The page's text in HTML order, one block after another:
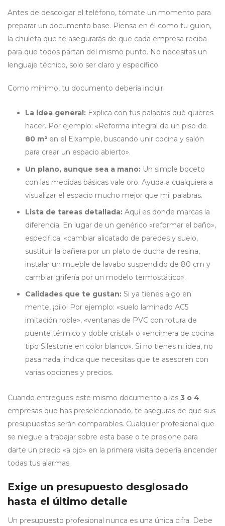
Antes de descolgar el teléfono, tómate un momento para
preparar un documento base. Piensa en él como tu guion,
la chuleta que te asegurarás de que cada empresa reciba
para que todos partan del mismo punto. No necesitas un
lenguaje técnico, solo ser claro y específico.
Como mínimo, tu documento debería incluir:
La idea general: Explica con tus palabras qué quieres
hacer. Por ejemplo: «Reforma integral de un piso de
80 m² en el Eixample, buscando unir cocina y salón
para crear un espacio abierto».
Un plano, aunque sea a mano: Un simple boceto
con las medidas básicas vale oro. Ayuda a cualquiera a
visualizar el espacio mucho mejor que mil palabras.
Lista de tareas detallada: Aquí es donde marcas la
diferencia. En lugar de un genérico «reformar el baño»,
especifica: «cambiar alicatado de paredes y suelo,
sustituir la bañera por un plato de ducha de resina,
instalar un mueble de lavabo suspendido de 80 cm y
cambiar grifería por un modelo termostático».
Calidades que te gustan: Si ya tienes algo en
mente, ¡dilo! Por ejemplo: «suelo laminado AC5
imitación roble», «ventanas de PVC con rotura de
puente térmico y doble cristal» o «encimera de cocina
tipo Silestone en color blanco». Si no tienes ni idea, no
pasa nada; indica que necesitas que te asesoren con
varias opciones y precios.
Cuando entregues este mismo documento a las 3 o 4
empresas que has preseleccionado, te aseguras de que sus
presupuestos serán comparables. Cualquier profesional que
se niegue a trabajar sobre esta base o te presione para
darte un precio «a ojo» en la primera visita debería encender
todas tus alarmas.
Exige un presupuesto desglosado
hasta el último detalle
Un presupuesto profesional nunca es una única cifra. Debe